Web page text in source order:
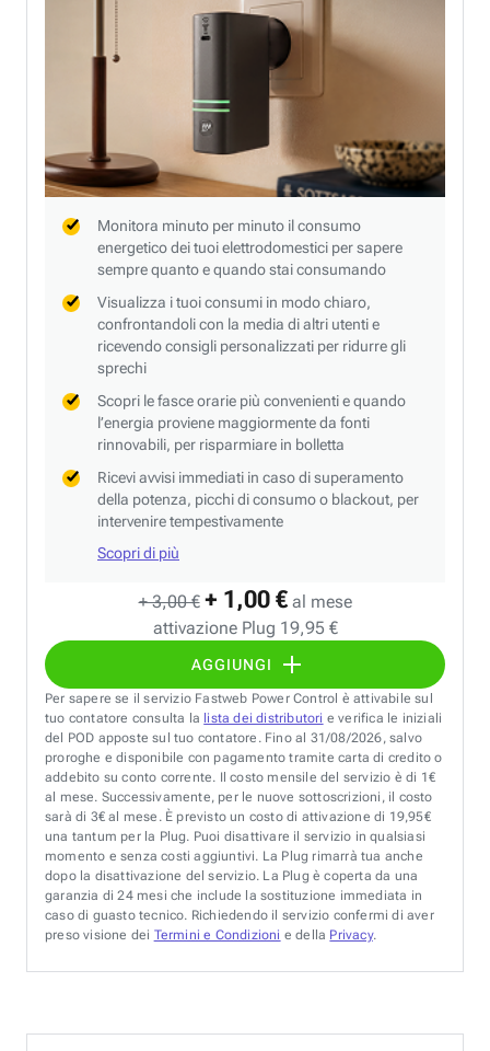
+ 3,00 € + 1,00 € al mese
attivazione Plug 19,95 €
AGGIUNGI
Monitora minuto per minuto il consumo
energetico dei tuoi elettrodomestici per sapere
sempre quanto e quando stai consumando
Visualizza i tuoi consumi in modo chiaro,
confrontandoli con la media di altri utenti e
ricevendo consigli personalizzati per ridurre gli
sprechi
Scopri le fasce orarie più convenienti e quando
l’energia proviene maggiormente da fonti
rinnovabili, per risparmiare in bolletta
Ricevi avvisi immediati in caso di superamento
della potenza, picchi di consumo o blackout, per
intervenire tempestivamente
Scopri di più
Per sapere se il servizio Fastweb Power Control è attivabile sul
tuo contatore consulta la lista dei distributori e verifica le iniziali
del POD apposte sul tuo contatore. Fino al 31/08/2026, salvo
proroghe e disponibile con pagamento tramite carta di credito o
addebito su conto corrente. Il costo mensile del servizio è di 1€
al mese. Successivamente, per le nuove sottoscrizioni, il costo
sarà di 3€ al mese. È previsto un costo di attivazione di 19,95€
una tantum per la Plug. Puoi disattivare il servizio in qualsiasi
momento e senza costi aggiuntivi. La Plug rimarrà tua anche
dopo la disattivazione del servizio. La Plug è coperta da una
garanzia di 24 mesi che include la sostituzione immediata in
caso di guasto tecnico. Richiedendo il servizio confermi di aver
preso visione dei Termini e Condizioni e della Privacy.